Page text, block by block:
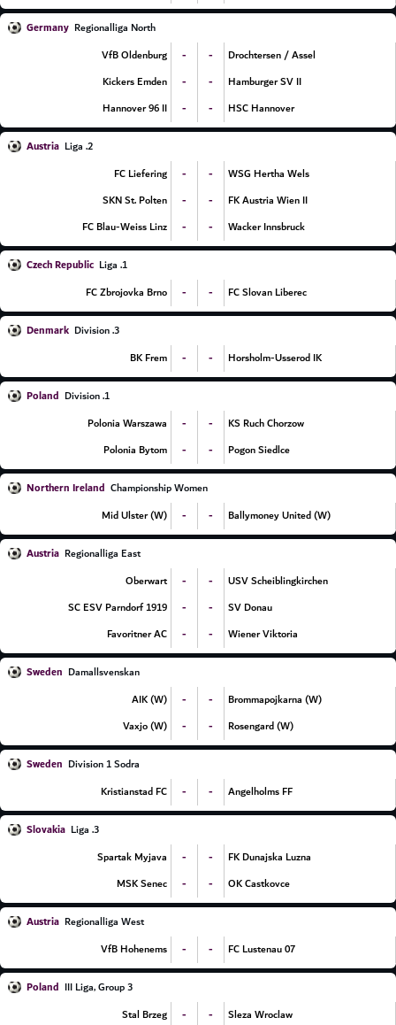
Germany Regionalliga North
VfB Oldenburg
- -
Drochtersen / Assel
Kickers Emden
- -
Hamburger SV II
Hannover 96 II
- - HSC Hannover
Austria
2. Liga
FC Liefering
- -
WSG Hertha Wels
SKN St. Polten
- -
FK Austria Wien II
FC Blau-Weiss Linz
- - Wacker Innsbruck
Czech Republic
1. Liga
FC Zbrojovka Brno
- - FC Slovan Liberec
Denmark
3. Division
BK Frem
- - Horsholm-Usserod IK
Poland
1. Division
Polonia Warszawa
- -
KS Ruch Chorzow
Polonia Bytom
- - Pogon Siedlce
Northern Ireland Championship Women
Mid Ulster (W)
- - Ballymoney United (W)
Austria Regionalliga East
Oberwart
- -
USV Scheiblingkirchen
SC ESV Parndorf 1919
- -
SV Donau
Favoritner AC
- - Wiener Viktoria
Sweden Damallsvenskan
AIK (W)
- -
Brommapojkarna (W)
Vaxjo (W)
- - Rosengard (W)
Sweden Division 1 Sodra
Kristianstad FC
- - Angelholms FF
Slovakia
3. Liga
Spartak Myjava
- -
FK Dunajska Luzna
MSK Senec
- - OK Castkovce
Austria Regionalliga West
VfB Hohenems
- - FC Lustenau 07
Poland III Liga, Group 3
Stal Brzeg
- - Sleza Wroclaw